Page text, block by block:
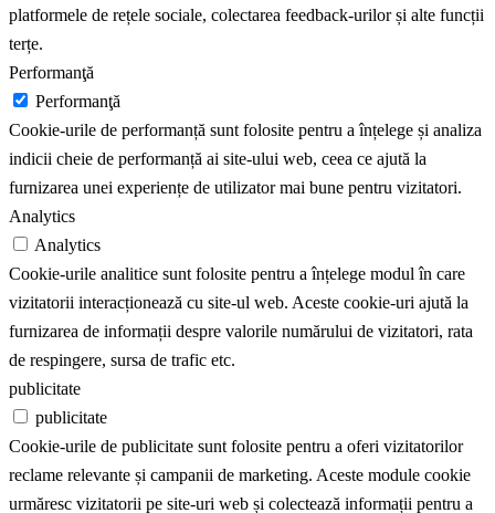
platformele de rețele sociale, colectarea feedback-urilor și alte funcții
terțe.
Performanţă
Performanţă
Cookie-urile de performanță sunt folosite pentru a înțelege și analiza
indicii cheie de performanță ai site-ului web, ceea ce ajută la
furnizarea unei experiențe de utilizator mai bune pentru vizitatori.
Analytics
Analytics
Cookie-urile analitice sunt folosite pentru a înțelege modul în care
vizitatorii interacționează cu site-ul web. Aceste cookie-uri ajută la
furnizarea de informații despre valorile numărului de vizitatori, rata
de respingere, sursa de trafic etc.
publicitate
publicitate
Cookie-urile de publicitate sunt folosite pentru a oferi vizitatorilor
reclame relevante și campanii de marketing. Aceste module cookie
urmăresc vizitatorii pe site-uri web și colectează informații pentru a